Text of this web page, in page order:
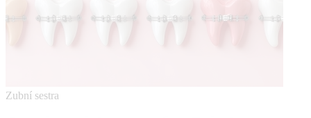
Zubní sestra